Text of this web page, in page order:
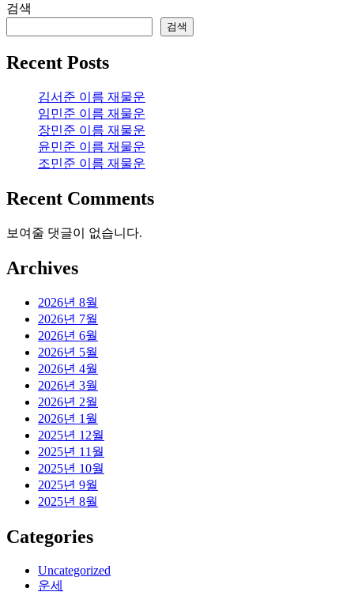
검색
검색
Recent Posts
김서준 이름 재물운
임민준 이름 재물운
장민준 이름 재물운
윤민준 이름 재물운
조민준 이름 재물운
Recent Comments
보여줄 댓글이 없습니다.
Archives
2026년 8월
2026년 7월
2026년 6월
2026년 5월
2026년 4월
2026년 3월
2026년 2월
2026년 1월
2025년 12월
2025년 11월
2025년 10월
2025년 9월
2025년 8월
Categories
Uncategorized
운세